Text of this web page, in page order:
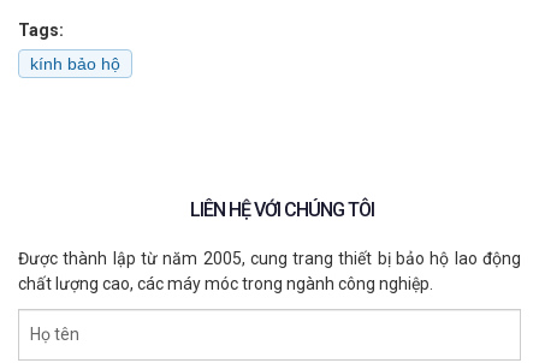
Tags:
kính bảo hộ
LIÊN HỆ VỚI CHÚNG TÔI
Được thành lập từ năm 2005, cung trang thiết bị bảo hộ lao động
chất lượng cao, các máy móc trong ngành công nghiệp.
Họ tên